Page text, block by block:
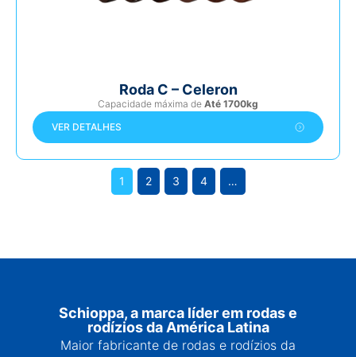
Roda C – Celeron
Capacidade máxima de Até 1700kg
VER DETALHES
1 2 3 4 …
Schioppa, a marca líder em rodas e
rodízios da América Latina
Maior fabricante de rodas e rodízios da